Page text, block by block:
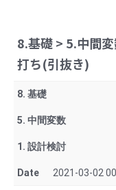
8.基礎 > 5.中間
打ち(引抜き)
8. 基礎
5. 中間変数
1. 設計検討
Date 2021-03-02